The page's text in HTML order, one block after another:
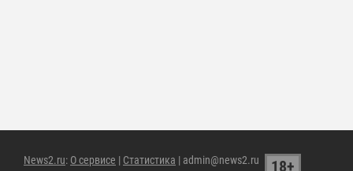
News2.ru: О сервисе | Статистика | admin@news2.ru 18+